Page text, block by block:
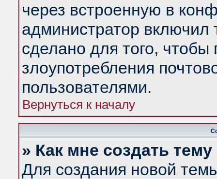
через встроенную в
администратор
сделано для того, чтобы
злоупотребления
пользователями.
Вернуться к началу
» Как мне создать
Для создания новой